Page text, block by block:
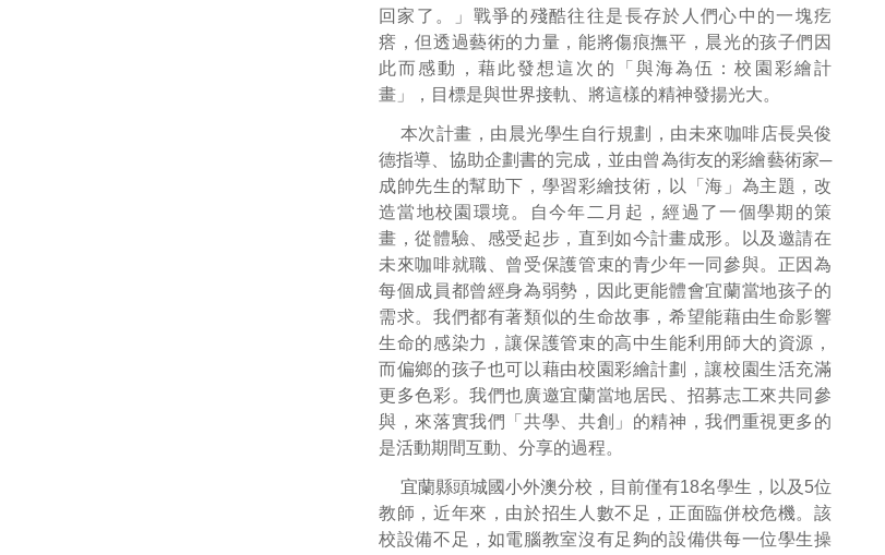
回家了。」戰爭的殘酷往往是長存於人們心中的一塊疙
瘩，但透過藝術的力量，能將傷痕撫平，晨光的孩子們因
此而感動，藉此發想這次的「與海為伍：校園彩繪計
畫」，目標是與世界接軌、將這樣的精神發揚光大。
本次計畫，由晨光學生自行規劃，由未來咖啡店長吳俊
德指導、協助企劃書的完成，並由曾為街友的彩繪藝術家─
成帥先生的幫助下，學習彩繪技術，以「海」為主題，改
造當地校園環境。自今年二月起，經過了一個學期的策
畫，從體驗、感受起步，直到如今計畫成形。以及邀請在
未來咖啡就職、曾受保護管束的青少年一同參與。正因為
每個成員都曾經身為弱勢，因此更能體會宜蘭當地孩子的
需求。我們都有著類似的生命故事，希望能藉由生命影響
生命的感染力，讓保護管束的高中生能利用師大的資源，
而偏鄉的孩子也可以藉由校園彩繪計劃，讓校園生活充滿
更多色彩。我們也廣邀宜蘭當地居民、招募志工來共同參
與，來落實我們「共學、共創」的精神，我們重視更多的
是活動期間互動、分享的過程。
宜蘭縣頭城國小外澳分校，目前僅有18名學生，以及5位
教師，近年來，由於招生人數不足，正面臨併校危機。該
校設備不足，如電腦教室沒有足夠的設備供每一位學生操